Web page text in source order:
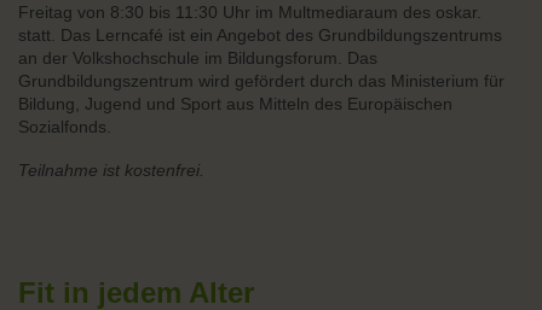
Freitag von 8:30 bis 11:30 Uhr im Multmediaraum des oskar.
statt. Das Lerncafé ist ein Angebot des Grundbildungszentrums
an der Volkshochschule im Bildungsforum. Das
Grundbildungszentrum wird gefördert durch das Ministerium für
Bildung, Jugend und Sport aus Mitteln des Europäischen
Sozialfonds.
Teilnahme ist kostenfrei.
Fit in jedem Alter